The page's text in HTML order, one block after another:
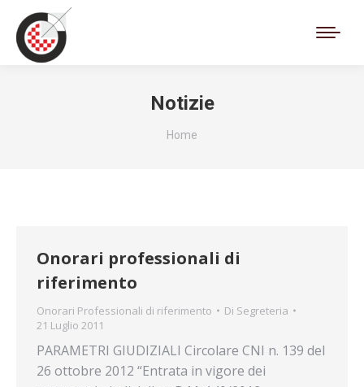
Notizie
Tu sei qui:
Home
Onorari professionali di
riferimento
Onorari Professionali di riferimento Di Segreteria
21 Luglio 2011
PARAMETRI GIUDIZIALI Circolare CNI n. 139 del
26 ottobre 2012 “Entrata in vigore dei